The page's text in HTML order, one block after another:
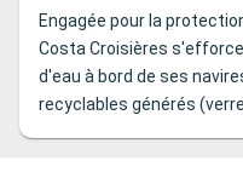
Engagée pour la
Costa Croisières
d'eau à bord de ses
recyclables générés